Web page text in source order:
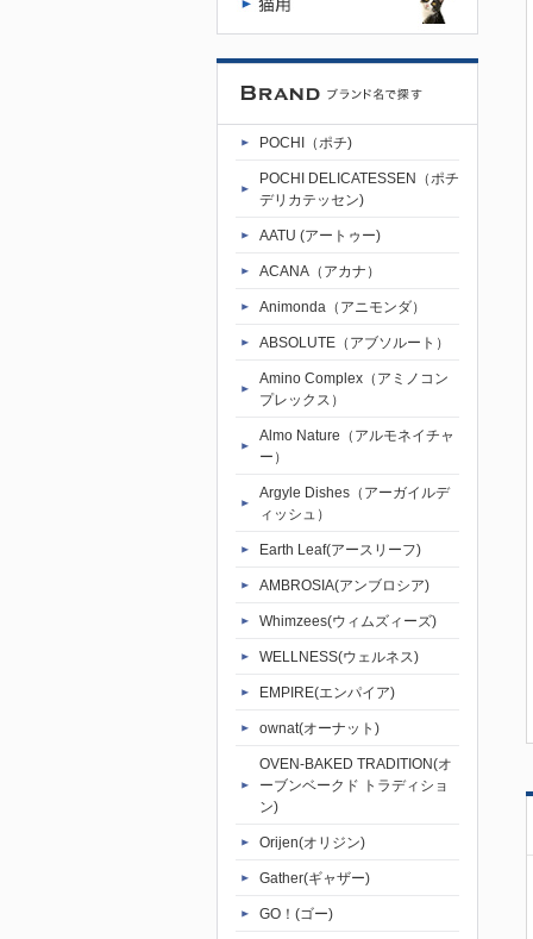
POCHI（ポチ)
POCHI DELICATESSEN（ポチ
デリカテッセン)
AATU (アートゥー)
ACANA（アカナ）
Animonda（アニモンダ）
ABSOLUTE（アブソルート）
Amino Complex（アミノコン
プレックス）
Almo Nature（アルモネイチャ
ー）
Argyle Dishes（アーガイルデ
ィッシュ）
Earth Leaf(アースリーフ)
AMBROSIA(アンブロシア)
Whimzees(ウィムズィーズ)
WELLNESS(ウェルネス)
EMPIRE(エンパイア)
ownat(オーナット)
OVEN-BAKED TRADITION(オ
ーブンベークド トラディショ
ン)
Orijen(オリジン)
Gather(ギャザー)
GO！(ゴー)